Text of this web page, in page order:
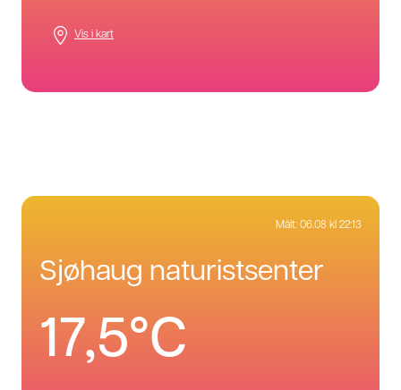
Vis i kart
Målt: 06.08 kl 22:13
sjøhaug naturistsenter
17,5°C